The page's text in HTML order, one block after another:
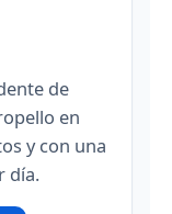
de
en
y con una
día.